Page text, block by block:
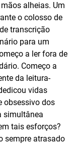
alheias. Um
o colosso de
transcrição
para um
a ler fora de
Começo a
da leitura-
vidas
obsessivo dos
simultânea
tais esforços?
sempre atrasado